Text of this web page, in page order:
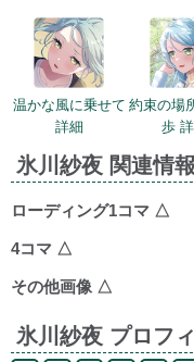
温かな風に乗せて
詳細
約束の場
歩
氷川紗夜 関連情報
ローディング1コマ △
4コマ △
その他画像 △
氷川紗夜 プロフ